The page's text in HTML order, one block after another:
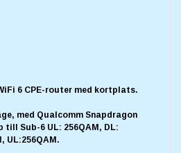
6 CPE-router med kortplats.
med Qualcomm Snapdragon
till Sub-6 UL: 256QAM, DL:
UL:256QAM.